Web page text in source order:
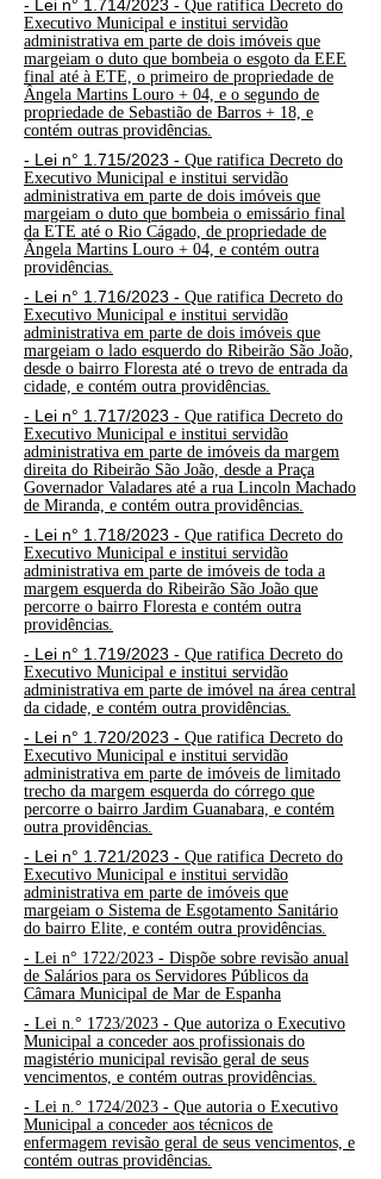
- Lei n° 1.714/2023 - Que ratifica Decreto do
Executivo Municipal e institui servidão
administrativa em parte de dois imóveis que
margeiam o duto que bombeia o esgoto da EEE
final até à ETE, o primeiro de propriedade de
Ângela Martins Louro + 04, e o segundo de
propriedade de Sebastião de Barros + 18, e
contém outras providências.
- Lei n° 1.715/2023 - Que ratifica Decreto do
Executivo Municipal e institui servidão
administrativa em parte de dois imóveis que
margeiam o duto que bombeia o emissário final
da ETE até o Rio Cágado, de propriedade de
Ângela Martins Louro + 04, e contém outra
providências.
- Lei n° 1.716/2023 - Que ratifica Decreto do
Executivo Municipal e institui servidão
administrativa em parte de dois imóveis que
margeiam o lado esquerdo do Ribeirão São João,
desde o bairro Floresta até o trevo de entrada da
cidade, e contém outra providências.
- Lei n° 1.717/2023 - Que ratifica Decreto do
Executivo Municipal e institui servidão
administrativa em parte de imóveis da margem
direita do Ribeirão São João, desde a Praça
Governador Valadares até a rua Lincoln Machado
de Miranda, e contém outra providências.
- Lei n° 1.718/2023 - Que ratifica Decreto do
Executivo Municipal e institui servidão
administrativa em parte de imóveis de toda a
margem esquerda do Ribeirão São João que
percorre o bairro Floresta e contém outra
providências.
- Lei n° 1.719/2023 - Que ratifica Decreto do
Executivo Municipal e institui servidão
administrativa em parte de imóvel na área central
da cidade, e contém outra providências.
- Lei n° 1.720/2023 - Que ratifica Decreto do
Executivo Municipal e institui servidão
administrativa em parte de imóveis de limitado
trecho da margem esquerda do córrego que
percorre o bairro Jardim Guanabara, e contém
outra providências.
- Lei n° 1.721/2023 - Que ratifica Decreto do
Executivo Municipal e institui servidão
administrativa em parte de imóveis que
margeiam o Sistema de Esgotamento Sanitário
do bairro Elite, e contém outra providências.
- Lei n° 1722/2023 - Dispõe sobre revisão anual
de Salários para os Servidores Públicos da
Câmara Municipal de Mar de Espanha
- Lei n.° 1723/2023 - Que autoriza o Executivo
Municipal a conceder aos profissionais do
magistério municipal revisão geral de seus
vencimentos, e contém outras providências.
- Lei n.° 1724/2023 - Que autoria o Executivo
Municipal a conceder aos técnicos de
enfermagem revisão geral de seus vencimentos, e
contém outras providências.